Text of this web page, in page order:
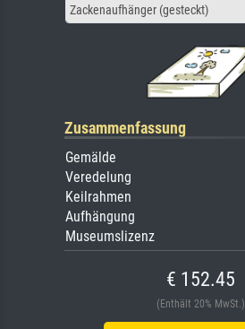
Zackenaufhänger (gesteckt)
Zusammenfassung
Gemälde
Veredelung
Keilrahmen
Aufhängung
Museumslizenz
€ 152.45
(Enthält 20% MwSt.)